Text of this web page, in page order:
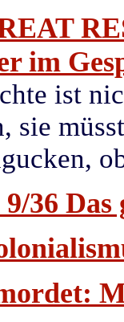
im
ist
sie
36